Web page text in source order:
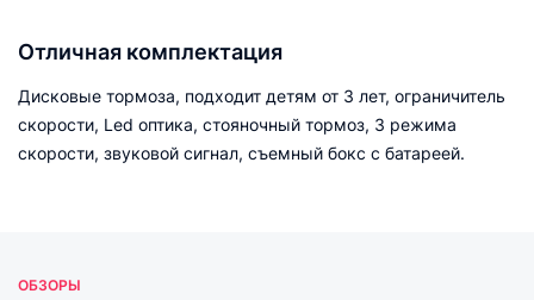
Отличная комплектация
Дисковые тормоза, подходит детям от 3 лет, ограничитель
скорости, Led оптика, стояночный тормоз, 3 режима
скорости, звуковой сигнал, съемный бокс с батареей.
ОБЗОРЫ